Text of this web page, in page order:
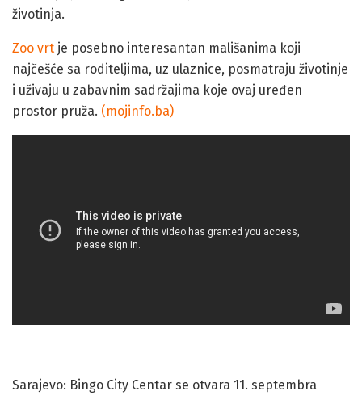
životinja.
Zoo vrt je posebno interesantan mališanima koji
najčešće sa roditeljima, uz ulaznice, posmatraju životinje
i uživaju u zabavnim sadržajima koje ovaj uređen
prostor pruža. (mojinfo.ba)
Sarajevo: Bingo City Centar se otvara 11. septembra